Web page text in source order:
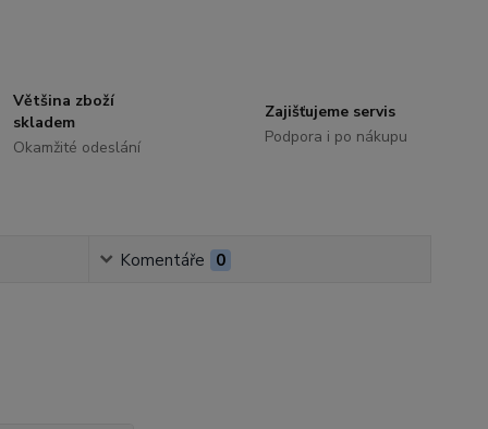
Většina zboží
skladem
Okamžité odeslání
Zajišťujeme servis
Podpora i po nákupu
Komentáře 0